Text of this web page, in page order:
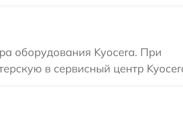
оборудования Kyocera. При
в сервисный центр